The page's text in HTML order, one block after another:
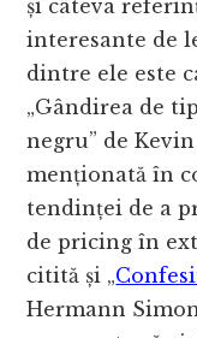
și câteva
interesante de
dintre ele este
„Gândirea de
negru” de
menționată în
tendinței de a
de pricing în
citită și „
Hermann